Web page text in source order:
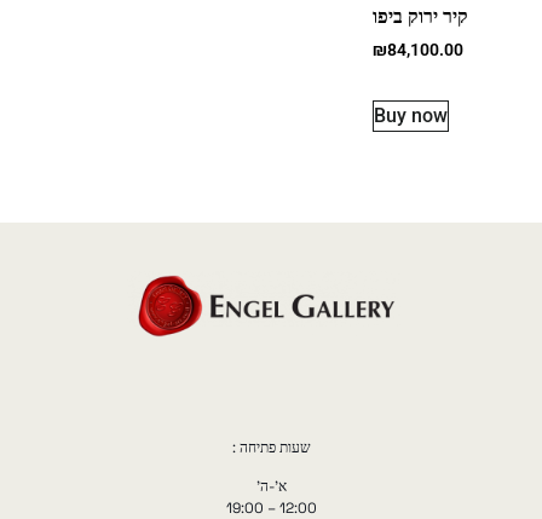
קיר ירוק ביפו
₪84,100.00
Buy now
שעות פתיחה :
א'-ה'
12:00 – 19:00